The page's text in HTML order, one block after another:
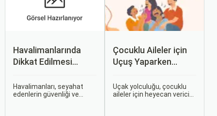
Havalimanlarında
Dikkat Edilmesi
Havalimanları, seyahat
edenlerin güvenliği ve
Çocuklu Aileler için
Uçuş Yaparken
Gerekenler
Uçak yolculuğu, çocuklu
aileler için heyecan verici